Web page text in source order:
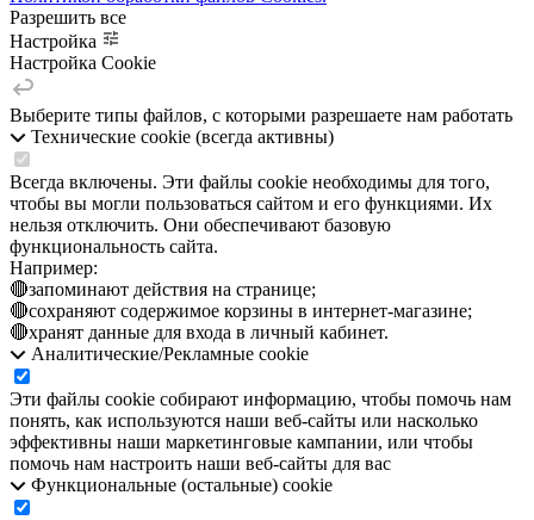
Разрешить все
Настройка
Настройка Cookie
Выберите типы файлов, с которыми разрешаете нам работать
Технические cookie (всегда активны)
Всегда включены. Эти файлы cookie необходимы для того,
чтобы вы могли пользоваться сайтом и его функциями. Их
нельзя отключить. Они обеспечивают базовую
функциональность сайта.
Например:
🔴запоминают действия на странице;
🔴сохраняют содержимое корзины в интернет-магазине;
🔴хранят данные для входа в личный кабинет.
Аналитические/Рекламные cookie
Эти файлы cookie собирают информацию, чтобы помочь нам
понять, как используются наши веб-сайты или насколько
эффективны наши маркетинговые кампании, или чтобы
помочь нам настроить наши веб-сайты для вас
Функциональные (остальные) cookie